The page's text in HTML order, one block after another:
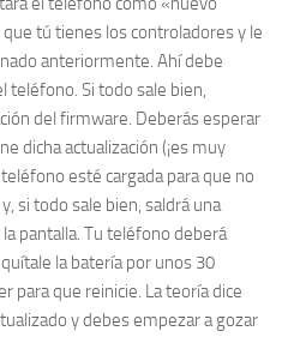
tú tienes los controladores y le
anteriormente. Ahí debe
teléfono. Si todo sale bien,
del firmware. Deberás esperar
dicha actualización (¡es muy
esté cargada para que no
si todo sale bien, saldrá una
pantalla. Tu teléfono deberá
la batería por unos 30
para que reinicie. La teoría dice
y debes empezar a gozar